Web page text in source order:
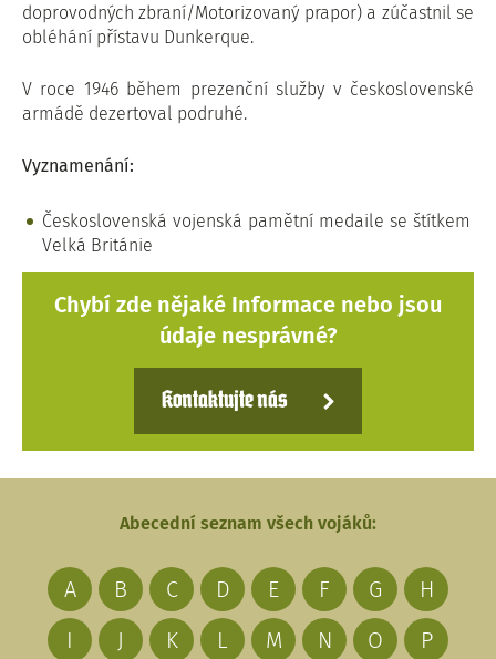
doprovodných zbraní/Motorizovaný prapor) a zúčastnil se
obléhání přístavu Dunkerque.
V roce 1946 během prezenční služby v československé
armádě dezertoval podruhé.
Vyznamenání:
Československá vojenská pamětní medaile se štítkem
Velká Británie
Chybí zde nějaké Informace nebo jsou
údaje nesprávné?
Kontaktujte nás
Abecední seznam všech vojáků:
A B C D E F G
H
I
J K L M N O
P